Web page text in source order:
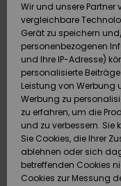
SURF
SNOW
DOPPELTER
RABATT
HILFE & KONTAKT
Wir und unsere Partner
vergleichbare
Gerät zu speichern
personenbezogenen
und Ihre IP-Adresse)
personalisierte
Leistung von Werbung
Werbung zu
zu erfahren, um die
und zu verbessern. Sie
Sie Cookies, die Ihrer
ablehnen oder sich
betreffenden Cookies
Cookies zur Messung